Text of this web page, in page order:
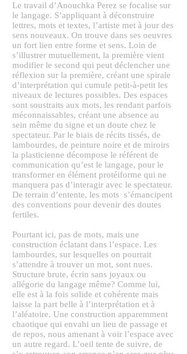
Le travail d’Anouchka Perez se focalise sur
le langage. S’appliquant à déconstruire
lettres, mots et textes, l’artiste met à jour des
sens nouveaux. On trouve dans ses oeuvres
un fort lien entre forme et sens. Loin de
s’illustrer mutuellement, la première vient
modifier le second qui peut déclencher une
réflexion sur la première, créant une spirale
d’interprétation qui cumule petit-à-petit les
niveaux de lectures possibles. Des espaces
sont soustraits aux mots, les rendant parfois
méconnaissables, créant une absence au
sein même du signe et un doute chez le
spectateur. Par le biais de récits tissés, de
lambourdes, de peinture noire et de miroirs
la plasticienne décompose le référent de
communication qu’est le langage, pour le
transformer en élément protéiforme qui ne
manquera pas d’interagir avec le spectateur.
De terrain d’entente, les mots s’émancipent
des conventions pour devenir des doutes
fertiles.
Pourtant ici, pas de mots, mais une
construction éclatant dans l’espace. Les
lambourdes, sur lesquelles on pourrait
s’attendre à trouver un mot, sont nues.
Structure brute, écrin sans joyaux ou
allégorie du langage même? Comme lui,
elle est à la fois solide et cohérente mais
laisse la part belle à l’interprétation et à
l’aléatoire. Une construction apparemment
chaotique qui envahi un lieu de passage et
de repos, nous amenant à voir l’espace avec
un autre regard. L’oeil tente de suivre, de